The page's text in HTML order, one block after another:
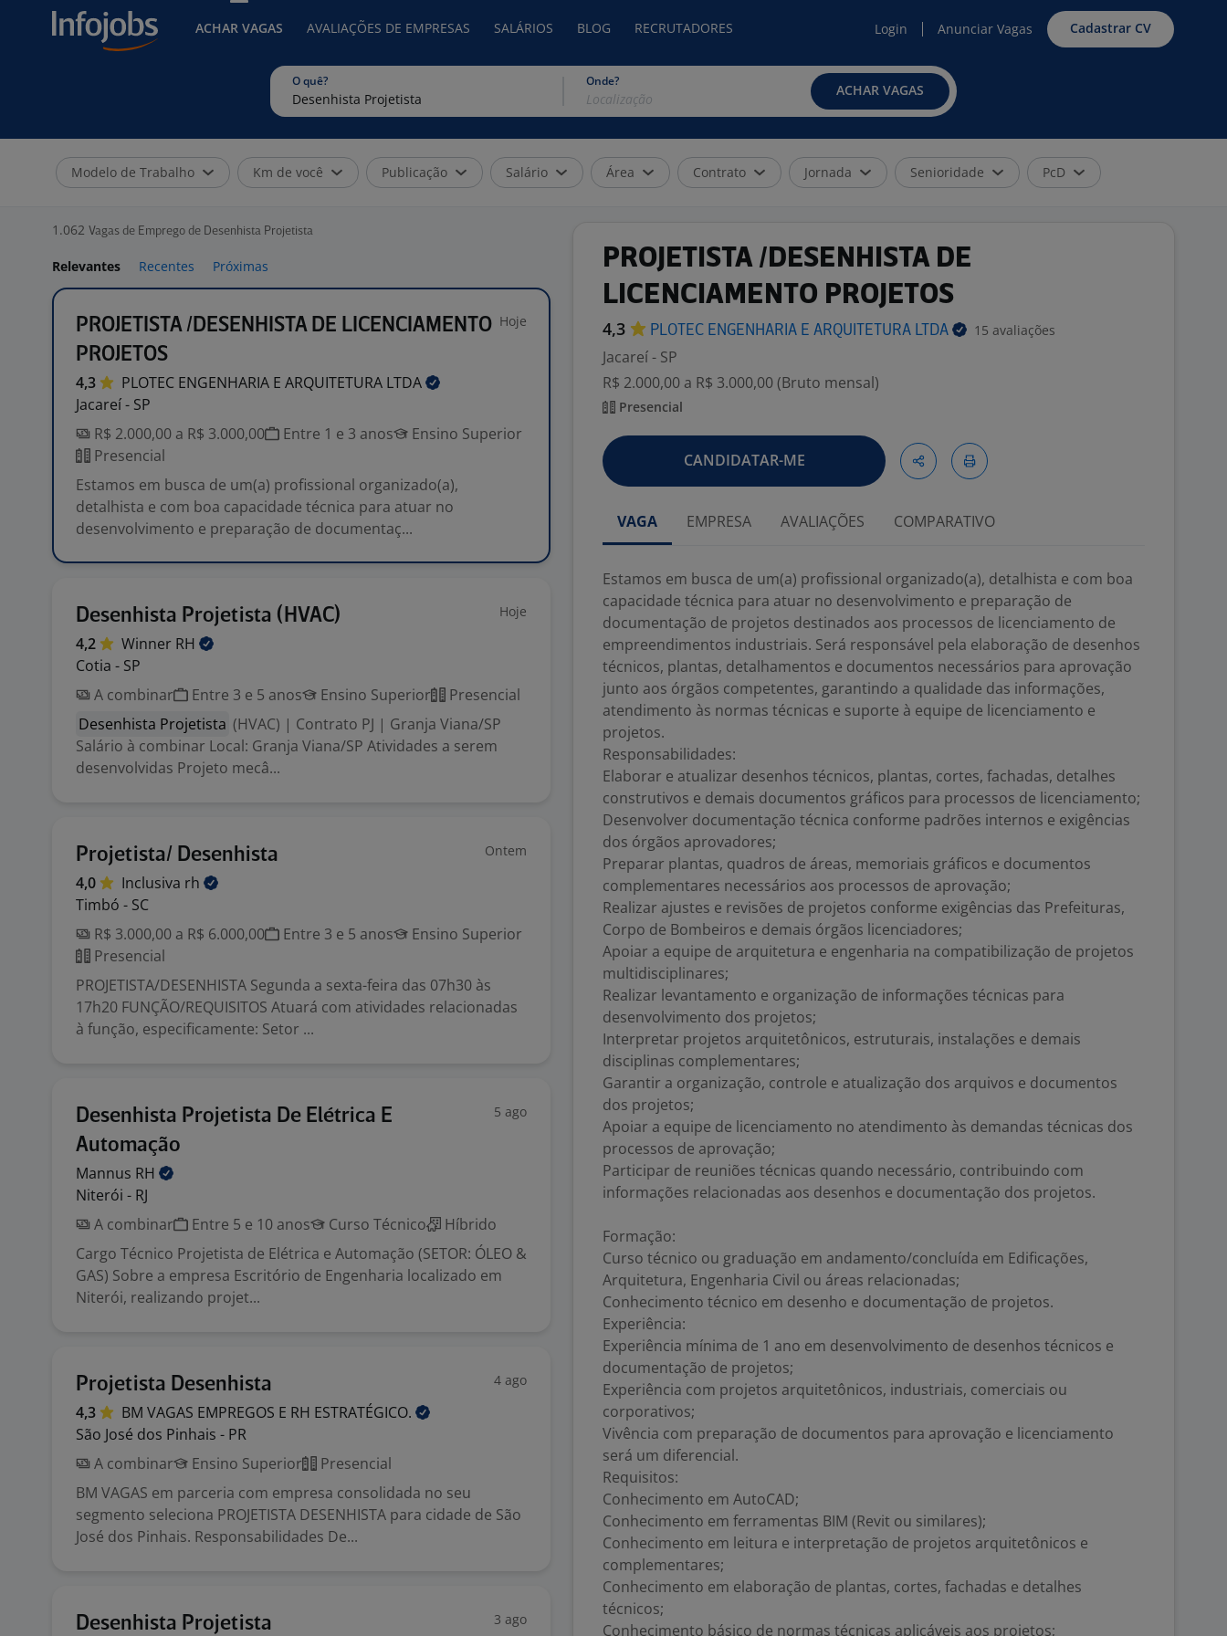
ACHAR VAGAS AVALIAÇÕES DE EMPRESAS SALÁRIOS BLOG RECRUTADORES Login Anunciar Vagas Cadastrar CV
O quê? Onde?
ACHAR VAGAS
Modelo de Trabalho Km de você Publicação Salário Área Contrato Jornada Senioridade PcD
1.062 Vagas de Emprego de Desenhista Projetista
Relevantes Recentes Próximas
PROJETISTA /DESENHISTA DE LICENCIAMENTO
PROJETOS
Hoje
4,3 PLOTEC ENGENHARIA E ARQUITETURA LTDA
Jacareí - SP
R$ 2.000,00 a R$ 3.000,00
Entre 1 e 3 anos
Ensino Superior
Presencial
Estamos em busca de um(a) profissional organizado(a),
detalhista e com boa capacidade técnica para atuar no
desenvolvimento e preparação de documentaç...
Desenhista Projetista (HVAC) Hoje
4,2 Winner RH
Cotia - SP
A combinar
Entre 3 e 5 anos Ensino Superior
Presencial
Desenhista Projetista (HVAC) | Contrato PJ | Granja Viana/SP
Salário à combinar Local: Granja Viana/SP Atividades a serem
desenvolvidas Projeto mecâ...
Projetista/ Desenhista Ontem
4,0 Inclusiva rh
Timbó - SC
R$ 3.000,00 a R$ 6.000,00
Entre 3 e 5 anos
Ensino Superior
Presencial
PROJETISTA/DESENHISTA Segunda a sexta-feira das 07h30 às
17h20 FUNÇÃO/REQUISITOS Atuará com atividades relacionadas
à função, especificamente: Setor ...
Desenhista Projetista De Elétrica E
Automação
5 ago
Mannus RH
Niterói - RJ
A combinar
Entre 5 e 10 anos Curso Técnico
Híbrido
Cargo Técnico Projetista de Elétrica e Automação (SETOR: ÓLEO &
GAS) Sobre a empresa Escritório de Engenharia localizado em
Niterói, realizando projet...
Projetista Desenhista 4 ago
4,3 BM VAGAS EMPREGOS E RH ESTRATÉGICO.
São José dos Pinhais - PR
A combinar
Ensino Superior
Presencial
BM VAGAS em parceria com empresa consolidada no seu
segmento seleciona PROJETISTA DESENHISTA para cidade de São
José dos Pinhais. Responsabilidades De...
Desenhista Projetista 3 ago
PROJETISTA /DESENHISTA DE
LICENCIAMENTO PROJETOS
4,3 PLOTEC ENGENHARIA E ARQUITETURA LTDA 15 avaliações
Jacareí - SP
R$ 2.000,00 a R$ 3.000,00 (Bruto mensal)
Presencial
CANDIDATAR-ME
VAGA EMPRESA AVALIAÇÕES COMPARATIVO
Estamos em busca de um(a) profissional organizado(a), detalhista e com boa
capacidade técnica para atuar no desenvolvimento e preparação de
documentação de projetos destinados aos processos de licenciamento de
empreendimentos industriais. Será responsável pela elaboração de desenhos
técnicos, plantas, detalhamentos e documentos necessários para aprovação
junto aos órgãos competentes, garantindo a qualidade das informações,
atendimento às normas técnicas e suporte à equipe de licenciamento e
projetos.
Responsabilidades:
Elaborar e atualizar desenhos técnicos, plantas, cortes, fachadas, detalhes
construtivos e demais documentos gráficos para processos de licenciamento;
Desenvolver documentação técnica conforme padrões internos e exigências
dos órgãos aprovadores;
Preparar plantas, quadros de áreas, memoriais gráficos e documentos
complementares necessários aos processos de aprovação;
Realizar ajustes e revisões de projetos conforme exigências das Prefeituras,
Corpo de Bombeiros e demais órgãos licenciadores;
Apoiar a equipe de arquitetura e engenharia na compatibilização de projetos
multidisciplinares;
Realizar levantamento e organização de informações técnicas para
desenvolvimento dos projetos;
Interpretar projetos arquitetônicos, estruturais, instalações e demais
disciplinas complementares;
Garantir a organização, controle e atualização dos arquivos e documentos
dos projetos;
Apoiar a equipe de licenciamento no atendimento às demandas técnicas dos
processos de aprovação;
Participar de reuniões técnicas quando necessário, contribuindo com
informações relacionadas aos desenhos e documentação dos projetos.
Formação:
Curso técnico ou graduação em andamento/concluída em Edificações,
Arquitetura, Engenharia Civil ou áreas relacionadas;
Conhecimento técnico em desenho e documentação de projetos.
Experiência:
Experiência mínima de 1 ano em desenvolvimento de desenhos técnicos e
documentação de projetos;
Experiência com projetos arquitetônicos, industriais, comerciais ou
corporativos;
Vivência com preparação de documentos para aprovação e licenciamento
será um diferencial.
Requisitos:
Conhecimento em AutoCAD;
Conhecimento em ferramentas BIM (Revit ou similares);
Conhecimento em leitura e interpretação de projetos arquitetônicos e
complementares;
Conhecimento em elaboração de plantas, cortes, fachadas e detalhes
técnicos;
Conhecimento básico de normas técnicas aplicáveis aos projetos;